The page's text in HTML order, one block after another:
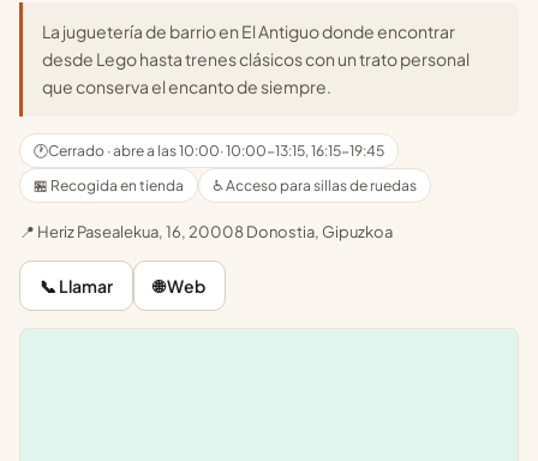
La juguetería de barrio en El Antiguo donde encontrar
desde Lego hasta trenes clásicos con un trato personal
que conserva el encanto de siempre.
🕐Cerrado · abre a las 10:00· 10:00-13:15, 16:15-19:45
🏪 Recogida en tienda
♿ Acceso para sillas de ruedas
📍 Heriz Pasealekua, 16, 20008 Donostia, Gipuzkoa
📞 Llamar 🌐 Web